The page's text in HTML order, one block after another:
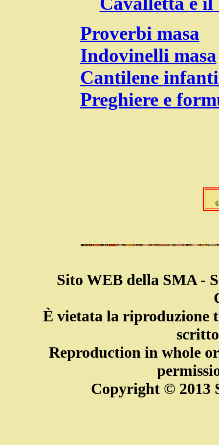
Proverbi masa
Indovinelli masa
Cantilene
Preghiere e
Sito WEB della SMA-
È vietata la riproduzione
Reproduction in whole
Copyright © 2013